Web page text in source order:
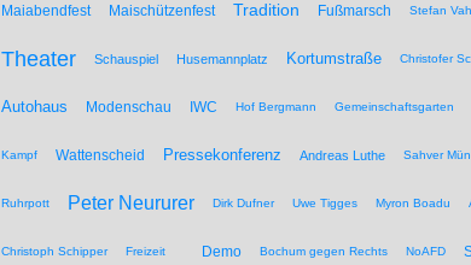
Maiabendfest Maischützenfest Tradition Fußmarsch Stefan
Theater Schauspiel Husemannplatz Kortumstraße Christofer
Autohaus Modenschau IWC Hof Bergmann Gemeinschaftsgarten
Kampf Wattenscheid Pressekonferenz Andreas Luthe Sahver
Ruhrpott Peter Neururer Dirk Dufner Uwe Tigges Myron Boadu
Christoph Schipper Freizeit Demo Bochum gegen Rechts NoAFD